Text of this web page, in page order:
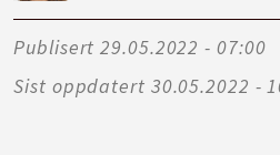
Publisert
29.05.2022 - 07:00
Sist oppdatert
30.05.2022 -